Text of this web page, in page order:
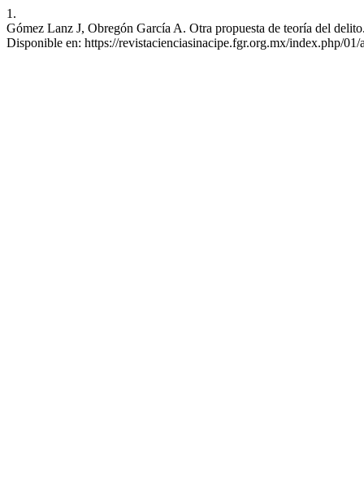
1.
Gómez Lanz J, Obregón García A. Otra propuesta de teoría del
Disponible en: https://revistacienciasinacipe.fgr.org.mx/index.php/